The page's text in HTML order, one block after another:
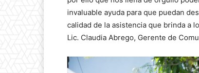
invaluable ayuda para que puedan
calidad de la asistencia que brinda a
Lic. Claudia Abrego, Gerente de